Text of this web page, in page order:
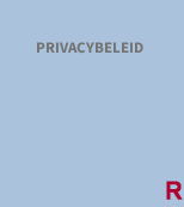
PRIVACYBELEID